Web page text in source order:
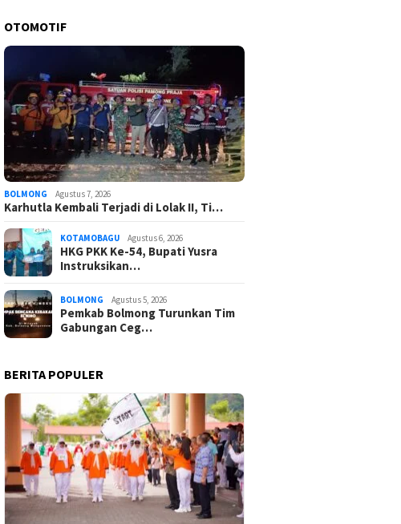
OTOMOTIF
BOLMONG Agustus 7, 2026
Karhutla Kembali Terjadi di Lolak II, Ti…
KOTAMOBAGU Agustus 6, 2026
HKG PKK Ke-54, Bupati Yusra
Instruksikan…
BOLMONG Agustus 5, 2026
Pemkab Bolmong Turunkan Tim
Gabungan Ceg…
BERITA POPULER